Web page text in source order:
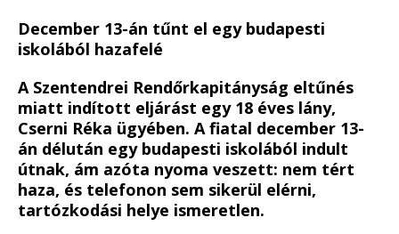
December 13-án tűnt el egy budapesti
iskolából hazafelé
A Szentendrei Rendőrkapitányság eltűnés
miatt indított eljárást egy 18 éves lány,
Cserni Réka ügyében. A fiatal december 13-
án délután egy budapesti iskolából indult
útnak, ám azóta nyoma veszett: nem tért
haza, és telefonon sem sikerül elérni,
tartózkodási helye ismeretlen.